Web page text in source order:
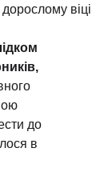
віці
до
в